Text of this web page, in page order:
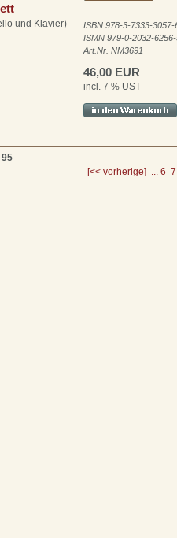
und Klavier)
ISBN 978-3-7333-3057-
ISMN 979-0-2032-
Art.Nr. NM3691
46,00 EUR
incl. 7 % UST
95
[<< vorherige]
6 7